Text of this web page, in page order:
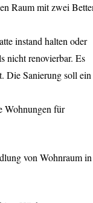
Raum mit zwei
instand halten oder
nicht renovierbar. Es
Die Sanierung soll ein
Wohnungen für
von Wohnraum in